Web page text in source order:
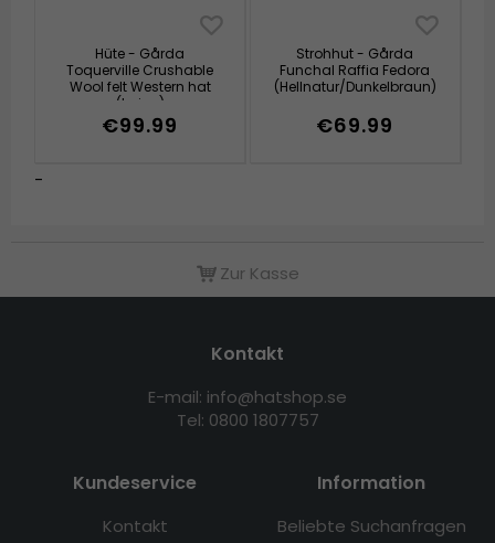
Hüte - Gårda
Toquerville Crushable
Wool felt Western hat
(beige)
€99.99
Strohhut - Gårda
Funchal Raffia Fedora
(Hellnatur/Dunkelbraun)
€69.99
-
Zur Kasse
Kontakt
E-mail: info@hatshop.se
Tel: 0800 1807757
Kundeservice
Kontakt
Information
Beliebte Suchanfragen